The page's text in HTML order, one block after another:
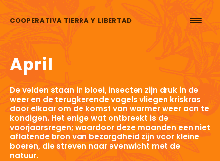
COOPERATIVA TIERRA Y LIBERTAD
April
De velden staan in bloei, insecten zijn druk in de
weer en de terugkerende vogels vliegen kriskras
door elkaar om de komst van warmer weer aan te
kondigen. Het enige wat ontbreekt is de
voorjaarsregen; waardoor deze maanden een niet
aflatende bron van bezorgdheid zijn voor kleine
boeren, die streven naar evenwicht met de
natuur.